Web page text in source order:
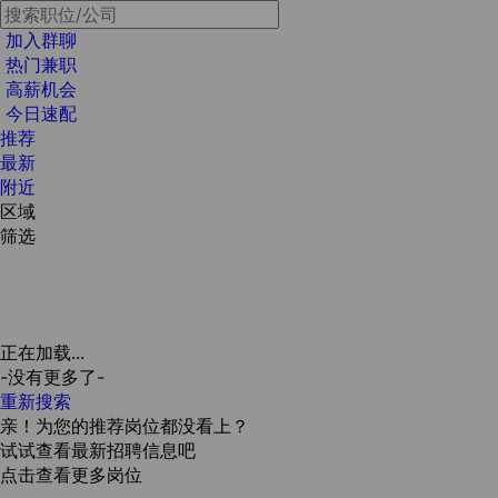
加入群聊
热门兼职
高薪机会
今日速配
推荐
最新
附近
区域
筛选
正在加载...
-没有更多了-
重新搜索
亲！为您的推荐岗位都没看上？
试试查看最新招聘信息吧
点击查看更多岗位